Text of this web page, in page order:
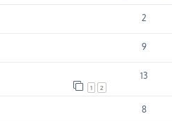
2
9
1 2
13
8